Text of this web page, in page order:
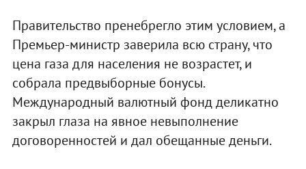
Правительство пренебрегло этим условием, а
Премьер-министр заверила всю страну, что
цена газа для населения не возрастет, и
собрала предвыборные бонусы.
Международный валютный фонд деликатно
закрыл глаза на явное невыполнение
договоренностей и дал обещанные деньги.